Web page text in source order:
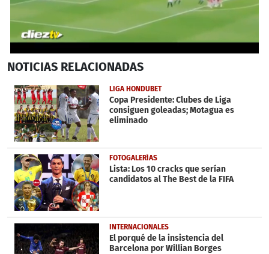
seconds
22
seconds
Próximo
NOTICIAS RELACIONADAS
LIGA HONDUBET
Copa Presidente: Clubes de Liga
consiguen goleadas; Motagua es
eliminado
FOTOGALERÍAS
Lista: Los 10 cracks que serían
candidatos al The Best de la FIFA
INTERNACIONALES
El porqué de la insistencia del
Barcelona por Willian Borges